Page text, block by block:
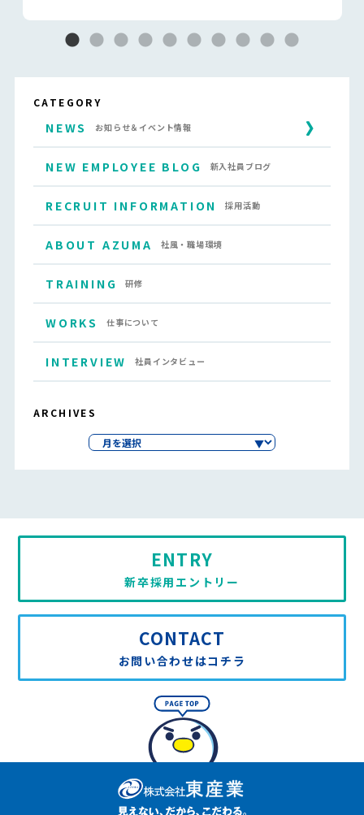
CATEGORY
NEWS お知らせ＆イベント情報
NEW EMPLOYEE BLOG 新入社員ブログ
RECRUIT INFORMATION 採用活動
ABOUT AZUMA 社風・職場環境
TRAINING 研修
WORKS 仕事について
INTERVIEW 社員インタビュー
ARCHIVES
CONTACT
お問い合わせはコチラ
ENTRY
新卒採用エントリー